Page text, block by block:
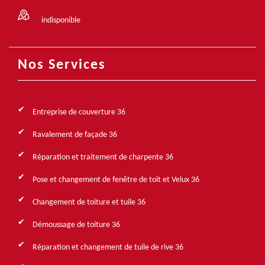
indisponible
Nos Services
Entreprise de couverture 36
Ravalement de façade 36
Réparation et traitement de charpente 36
Pose et changement de fenêtre de toit et Velux 36
Changement de toiture et tuile 36
Démoussage de toiture 36
Réparation et changement de tuile de rive 36